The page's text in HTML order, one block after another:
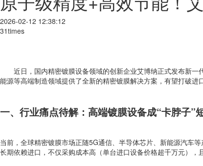
2026-02-12 12:38:12
31times
近日，国内精密镀膜设备领域的创新企业艾博纳正式发布新
能源等高端制造领域提供了全新的精密镀膜解决方案，有望打破进
一、行业痛点待解：高端镀膜设备成“卡脖子”
当前，全球精密镀膜市场正随5G通信、半导体芯片、新能源汽车
长期依赖进口，不仅采购成本高（单台进口设备价格超千万元），